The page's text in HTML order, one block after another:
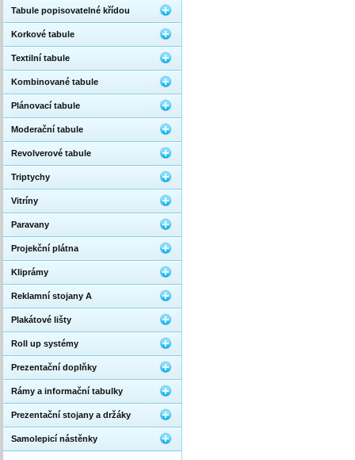
Tabule popisovatelné křídou
Korkové tabule
Textilní tabule
Kombinované tabule
Plánovací tabule
Moderační tabule
Revolverové tabule
Triptychy
Vitríny
Paravany
Projekční plátna
Kliprámy
Reklamní stojany A
Plakátové lišty
Roll up systémy
Prezentační doplňky
Rámy a informační tabulky
Prezentační stojany a držáky
Samolepicí nástěnky